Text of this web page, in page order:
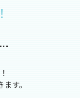
す。